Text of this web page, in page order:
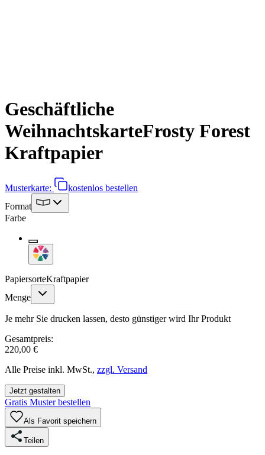
Geschäftliche
WeihnachtskarteFrosty Forest
Kraftpapier
Musterkarte:
kostenlos bestellen
Format
Farbe
PapiersorteKraftpapier
Menge
Je mehr Sie drucken lassen, desto günstiger wird Ihr Produkt
Gesamtpreis:
220,00 €
Alle Preise inkl. MwSt., zzgl. Versand
Jetzt gestalten
Gratis Muster bestellen
Als Favorit speichern
Teilen